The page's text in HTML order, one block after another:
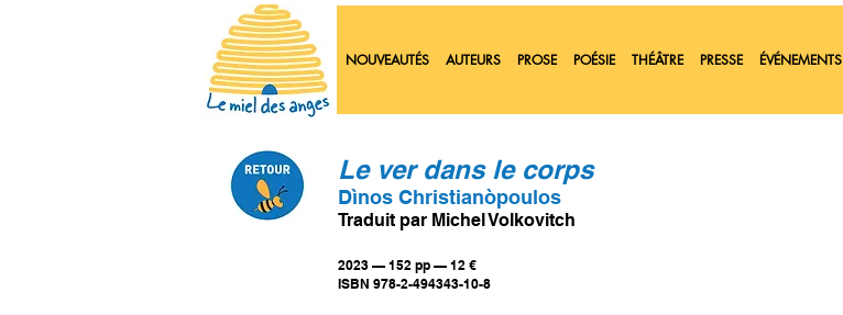
Le ver dans le corps
Dìnos Christianòpoulos
Traduit par Michel Volkovitch
2023 — 152 pp — 12 €
ISBN 978-2-494343-10-8
NOUVEAUTÉS AUTEURS PROSE POÉSIE THÉÂTRE PRESSE ÉVÉNEMENTS